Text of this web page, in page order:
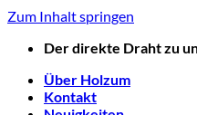
Zum Inhalt springen
Der direkte Draht zu
Über Holzum
Kontakt